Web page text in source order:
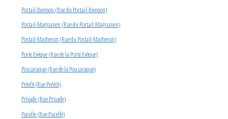
Portail-Bienson (Rue du Portail-Bienson)
Portail-Magnanen (Rue du Portail-Magnanen)
Portail-Matheron (Rue du Portail-Matheron)
Porte Evêque (Rue de la Porte Evêque)
Pouzaraque (Rue de la Pouzaraque)
Prévôt (Rue Prévôt)
Privade (Rue Privade)
Pucelle (Rue Pucelle)